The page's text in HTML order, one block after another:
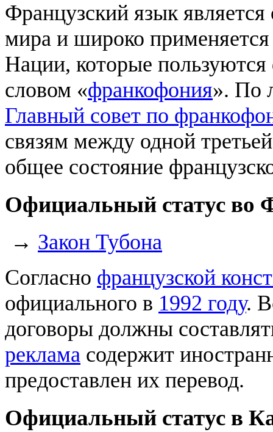
Французский язык
мира и широко
Нации, которые
словом «франкофония». По
Главный совет по
связям между одной
общее состояние
Официальный статус во
→ Закон Тубона
Согласно французской
официального в 1992 году.
договоры должны
реклама содержит
предоставлен их перевод.
Официальный статус в